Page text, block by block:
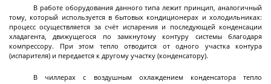
Ректификационное
оборудование
Ректификационные колонны периодического
действия
В работе оборудования данного типа лежит принцип, аналогичный
тому, который используется в бытовых кондиционерах и холодильниках:
процесс осуществляется за счёт испарения и последующей конденсации
хладагента, движущегося по замкнутому контуру системы благодаря
компрессору. При этом тепло отводится от одного участка контура
(испарителя) и передается к другому участку (конденсатору).
В чиллерах с воздушным охлаждением конденсатора тепло